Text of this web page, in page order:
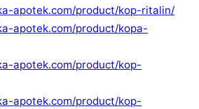
apotek.com/product/kop-ritalin/
apotek.com/product/kopa-
apotek.com/product/kop-
apotek.com/product/kop-